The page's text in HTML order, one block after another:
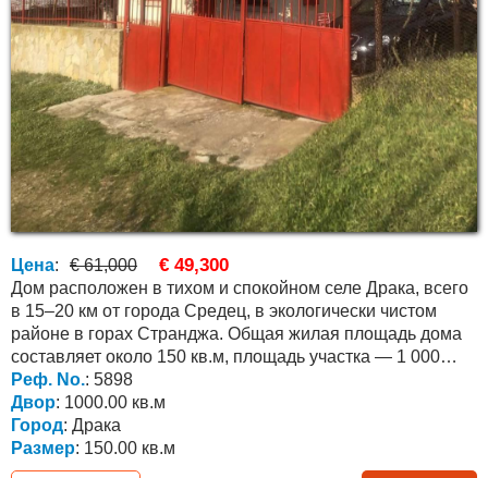
Цена: € 61,000 € 49,300
Дом расположен в тихом и спокойном селе Драка, всего
в 15–20 км от города Средец, в экологически чистом
районе в горах Странджа. Общая жилая площадь дома
составляет около 150 кв.м, площадь участка — 1 000
кв.м....
Реф. No.: 5898
Двор: 1000.00 кв.м
Город: Драка
Размер: 150.00 кв.м